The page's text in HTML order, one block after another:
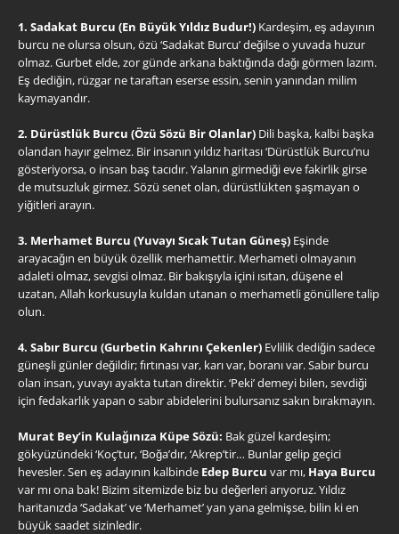
1. Sadakat Burcu (En Büyük Yıldız Budur!) Kardeşim, eş adayının
burcu ne olursa olsun, özü ‘Sadakat Burcu’ değilse o yuvada huzur
olmaz. Gurbet elde, zor günde arkana baktığında dağı görmen lazım.
Eş dediğin, rüzgar ne taraftan eserse essin, senin yanından milim
kaymayandır.
2. Dürüstlük Burcu (Özü Sözü Bir Olanlar) Dili başka, kalbi başka
olandan hayır gelmez. Bir insanın yıldız haritası ‘Dürüstlük Burcu’nu
gösteriyorsa, o insan baş tacıdır. Yalanın girmediği eve fakirlik girse
de mutsuzluk girmez. Sözü senet olan, dürüstlükten şaşmayan o
yiğitleri arayın.
3. Merhamet Burcu (Yuvayı Sıcak Tutan Güneş) Eşinde
arayacağın en büyük özellik merhamettir. Merhameti olmayanın
adaleti olmaz, sevgisi olmaz. Bir bakışıyla içini ısıtan, düşene el
uzatan, Allah korkusuyla kuldan utanan o merhametli gönüllere talip
olun.
4. Sabır Burcu (Gurbetin Kahrını Çekenler) Evlilik dediğin sadece
güneşli günler değildir; fırtınası var, karı var, boranı var. Sabır burcu
olan insan, yuvayı ayakta tutan direktir. ‘Peki’ demeyi bilen, sevdiği
için fedakarlık yapan o sabır abidelerini bulursanız sakın bırakmayın.
Murat Bey’in Kulağınıza Küpe Sözü: Bak güzel kardeşim;
gökyüzündeki ‘Koç’tur, ‘Boğa’dır, ‘Akrep’tir… Bunlar gelip geçici
hevesler. Sen eş adayının kalbinde Edep Burcu var mı, Haya Burcu
var mı ona bak! Bizim sitemizde biz bu değerleri arıyoruz. Yıldız
haritanızda ‘Sadakat’ ve ‘Merhamet’ yan yana gelmişse, bilin ki en
büyük saadet sizinledir.